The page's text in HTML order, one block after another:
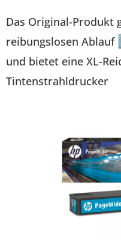
Das Original-Produkt
reibungslosen Ablauf
und bietet eine XL-
Tintenstrahldrucker